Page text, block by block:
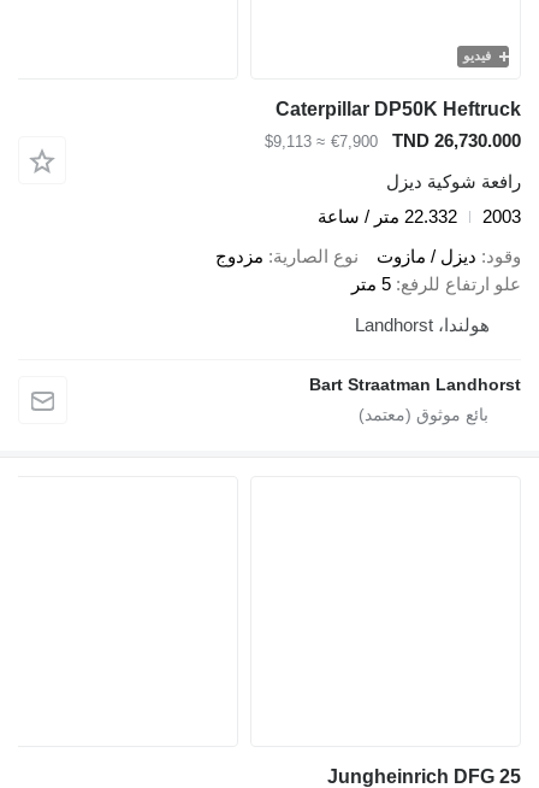
فيديو
Caterpillar DP50K Heftruck
TND 26,730.000
€7,900
≈ $9,113
رافعة شوكية ديزل
2003
22.332 متر / ساعة
وقود ديزل / مازوت نوع الصارية مزدوج
علو ارتفاع للرفع 5 متر
هولندا، Landhorst
Bart Straatman Landhorst
Jungheinrich DFG 25